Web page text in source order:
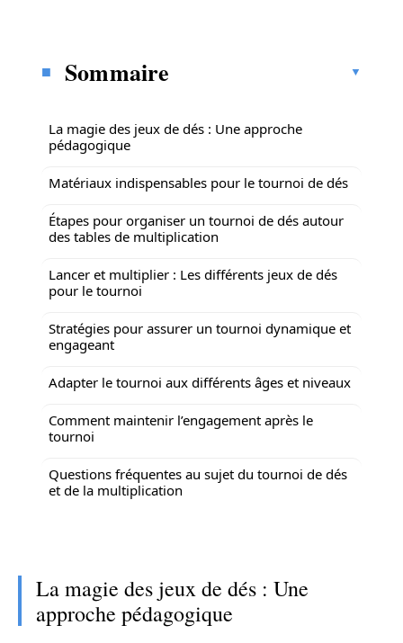
Sommaire
La magie des jeux de dés : Une approche
pédagogique
Matériaux indispensables pour le tournoi de dés
Étapes pour organiser un tournoi de dés autour
des tables de multiplication
Lancer et multiplier : Les différents jeux de dés
pour le tournoi
Stratégies pour assurer un tournoi dynamique et
engageant
Adapter le tournoi aux différents âges et niveaux
Comment maintenir l’engagement après le
tournoi
Questions fréquentes au sujet du tournoi de dés
et de la multiplication
La magie des jeux de dés : Une
approche pédagogique